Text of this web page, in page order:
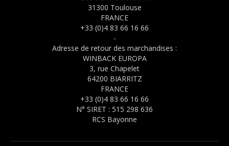
31300 Toulouse
FRANCE
+33 (0)4 83 66 16 66
-
Adresse de retour des marchandises :
WINBACK EUROPA
3, rue Chapelet
64200 BIARRITZ
FRANCE
+33 (0)4 83 66 16 66
N° SIRET : 515 298 636
RCS Bayonne